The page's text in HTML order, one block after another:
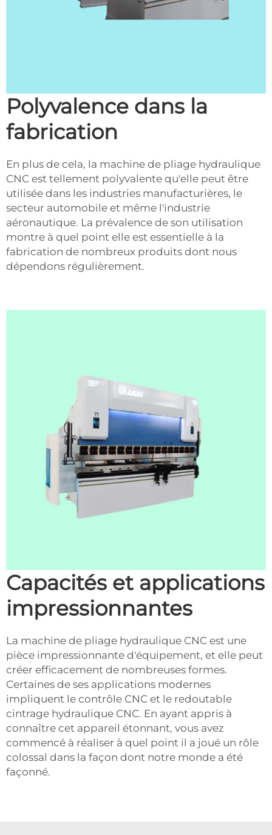
Polyvalence dans la
fabrication
En plus de cela, la machine de pliage hydraulique
CNC est tellement polyvalente qu'elle peut être
utilisée dans les industries manufacturières, le
secteur automobile et même l'industrie
aéronautique. La prévalence de son utilisation
montre à quel point elle est essentielle à la
fabrication de nombreux produits dont nous
dépendons régulièrement.
Capacités et applications
impressionnantes
La machine de pliage hydraulique CNC est une
pièce impressionnante d'équipement, et elle peut
créer efficacement de nombreuses formes.
Certaines de ses applications modernes
impliquent le contrôle CNC et le redoutable
cintrage hydraulique CNC. En ayant appris à
connaître cet appareil étonnant, vous avez
commencé à réaliser à quel point il a joué un rôle
colossal dans la façon dont notre monde a été
façonné.